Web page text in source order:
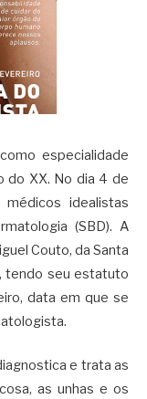
especialidade
do XX. No dia 4 de
idealistas
(SBD). A
Couto, da Santa
tendo seu estatuto
data em que se
e trata as
as unhas e os